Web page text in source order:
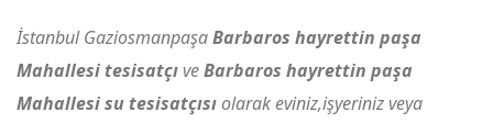
İstanbul GaziosmanpaşaBarbaros hayrettin paşa
Mahallesi tesisatçıveBarbaros hayrettin paşa
Mahallesi su tesisatçısıolarak eviniz,işyeriniz veya